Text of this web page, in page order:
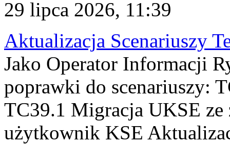
29 lipca 2026, 11:39
Aktualizacja Scenariuszy
Jako Operator Informacji
poprawki do scenariuszy:
TC39.1 Migracja UKSE
użytkownik KSE